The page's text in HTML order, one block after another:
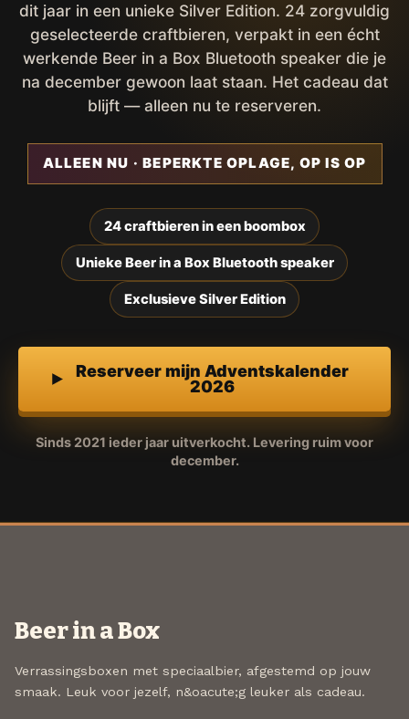
dit jaar in een unieke Silver Edition. 24 zorgvuldig
geselecteerde craftbieren, verpakt in een écht
werkende Beer in a Box Bluetooth speaker die je
na december gewoon laat staan. Het cadeau dat
blijft — alleen nu te reserveren.
ALLEEN NU · BEPERKTE OPLAGE, OP IS OP
24 craftbieren in een boombox
Unieke Beer in a Box Bluetooth speaker
Exclusieve Silver Edition
Reserveer mijn Adventskalender
2026
Sinds 2021 ieder jaar uitverkocht. Levering ruim voor
december.
Beer in a Box
Verrassingsboxen met speciaalbier, afgestemd op jouw
smaak. Leuk voor jezelf, n&oacute;g leuker als cadeau.